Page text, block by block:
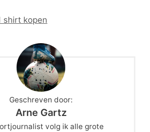
shirt kopen
Geschreven door:
Arne Gartz
volg ik alle grote